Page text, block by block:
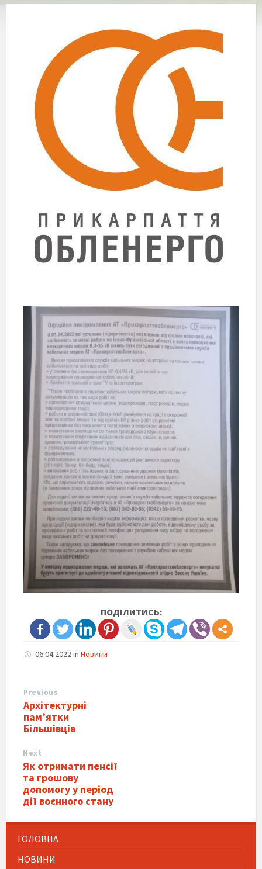
ПОДІЛИТИСЬ:
06.04.2022in Новини
Previous
Архітектурні
пам’ятки
Більшівців
Next
Як отримати пенсії
та грошову
допомогу у період
дії воєнного стану
ГОЛОВНА
НОВИНИ